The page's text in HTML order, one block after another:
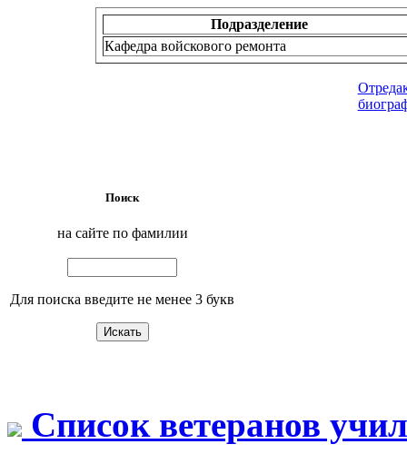
Подразделение
Кафедра войскового ремонта
Поиск
на сайте по фамилии
Для поиска введите не менее 3 букв
Список ветеранов